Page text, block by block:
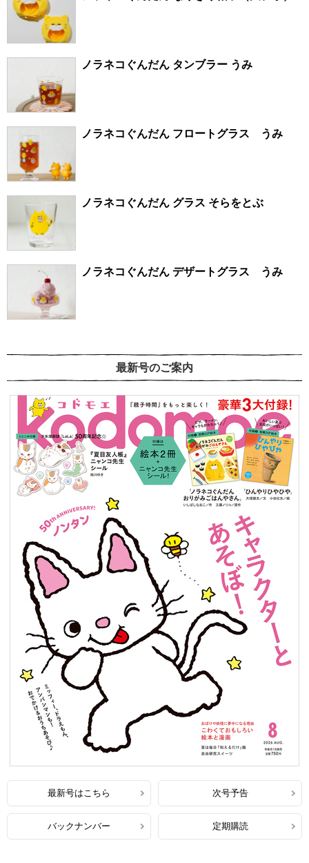
ノラネコぐんだん タンブラー うみ
ノラネコぐんだん フロートグラス うみ
ノラネコぐんだん グラス そらをとぶ
ノラネコぐんだん デザートグラス うみ
最新号のご案内
最新号はこちら 次号予告
バックナンバー 定期購読